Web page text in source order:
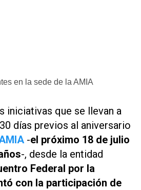
en la sede de la AMIA
iniciativas que se llevan a
días previos al aniversario
-el próximo 18 de julio
-, desde la entidad
Federal por la
con la participación de